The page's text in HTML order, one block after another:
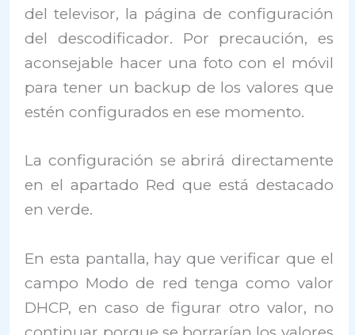
del televisor, la página de configuración
del descodificador. Por precaución, es
aconsejable hacer una foto con el móvil
para tener un backup de los valores que
estén configurados en ese momento.
La configuración se abrirá directamente
en el apartado Red que está destacado
en verde.
En esta pantalla, hay que verificar que el
campo Modo de red tenga como valor
DHCP, en caso de figurar otro valor, no